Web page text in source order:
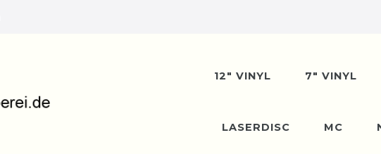
Lieferpause vom 10. bis
August. Danke für euer Verständnis!
12" VINYL 7" VINYL
LASERDISC MC